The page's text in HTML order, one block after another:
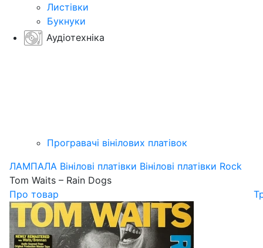
Листівки
Букнуки
Аудіотехніка
Програвачі вінілових платівок
ЛАМПАЛА Вінілові платівки Вінілові платівки Rock
Tom Waits – Rain Dogs
Про товар